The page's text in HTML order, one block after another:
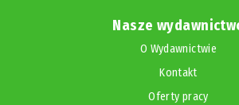
Nasze
O Wydawnictwie
Kontakt
Oferty pracy